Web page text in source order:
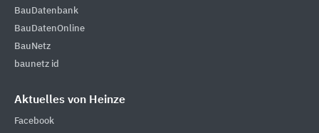
BauDatenbank
BauDatenOnline
BauNetz
baunetz id
Aktuelles von Heinze
Facebook